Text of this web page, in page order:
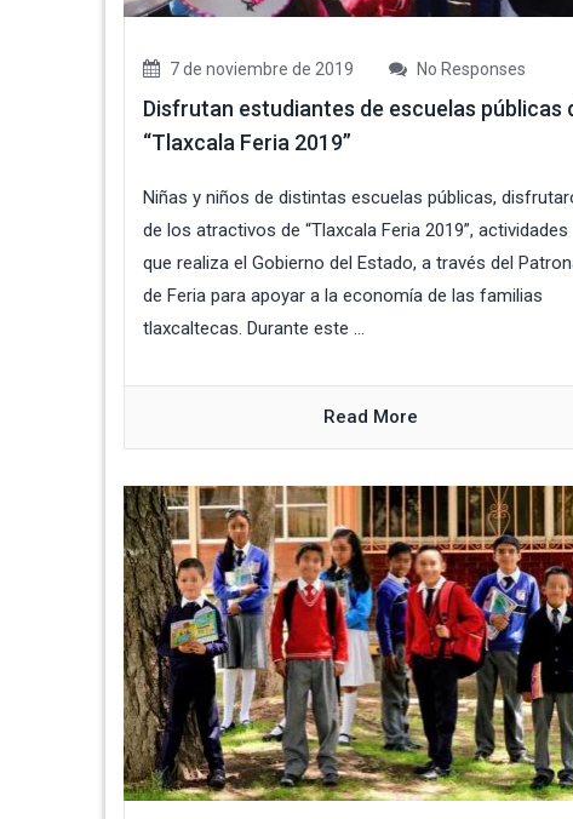
7 de noviembre de 2019 No Responses
Disfrutan estudiantes de escuelas públicas
“Tlaxcala Feria 2019”
Niñas y niños de distintas escuelas públicas,
de los atractivos de “Tlaxcala Feria 2019”, actividades
que realiza el Gobierno del Estado, a través del
de Feria para apoyar a la economía de las familias
tlaxcaltecas. Durante este ...
Read More